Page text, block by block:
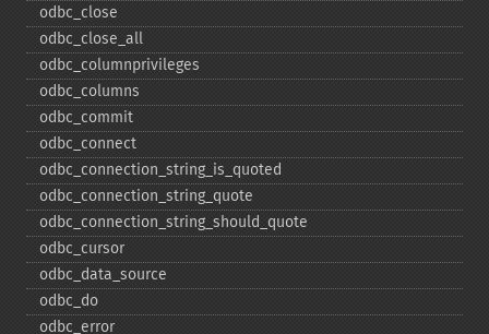
odbc_​close
odbc_​close_​all
odbc_​columnprivileges
odbc_​columns
odbc_​commit
odbc_​connect
odbc_​connection_​string_​is_​quoted
odbc_​connection_​string_​quote
odbc_​connection_​string_​should_​quote
odbc_​cursor
odbc_​data_​source
odbc_​do
odbc_​error